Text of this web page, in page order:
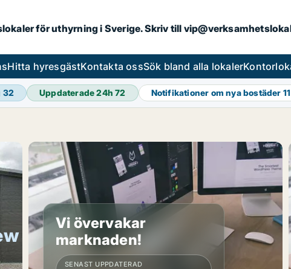
för uthyrning i Sverige. Skriv till
Hitta hyresgästKontakta ossSök bland alla lokaler
32 Uppdaterade 24h72 Notifikationer om nya bostäder
Vi övervakar
marknaden!
SENAST UPPDATERAD